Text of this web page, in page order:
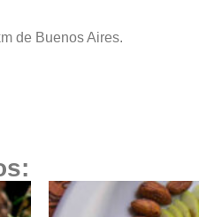
de Buenos Aires.